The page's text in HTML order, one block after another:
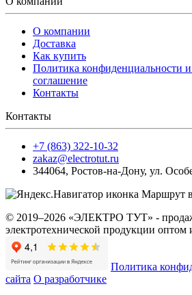
О компании
Доставка
Как купить
Политика конфиденциальности и
соглашение
Контакты
Контакты
+7 (863) 322-10-32
zakaz@electrotut.ru
344064, Ростов-на-Дону, ул.
Маршрут
© 2019–2026 «ЭЛЕКТРО ТУТ» -
электротехнической продукции оптом
Политика
сайта О разработчике